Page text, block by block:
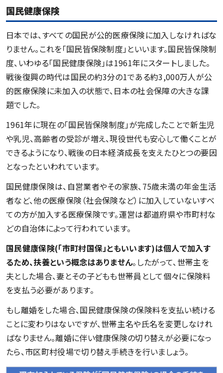
国民健康保険
日本では、すべての国民が公的医療保険に加入しなければな
りません。これを「国民皆保険制度」といいます。国民皆保険制
度、いわゆる「国民健康保険」は1961年にスタートしました。
戦後復興の時代は国民の約3分の1である約3,000万人が公
的医療保険に未加入の状態で、日本の社会保障の大きな課
題でした。
1961年に現在の「国民皆保険制度」が完成したことで新生児
や乳児、高齢者の受診が増え、現役世代も安心して働くことが
できるようになり、戦後の日本経済成長を支えたひとつの要因
となったといわれています。
国民健康保険は、自営業者やその家族、75歳未満の年金生活
者など、他の医療保険（社会保険など）に加入していないすべ
ての方が加入する医療保険です。運営は都道府県や市町村な
どの自治体によって行われています。
国民健康保険(「市町村国保」ともいいます)は個人で加入す
るため、扶養という概念はありません。したがって、世帯主を
夫とした場合、妻とその子どもも世帯員として個々に保険料
を支払う必要があります。
もし離婚をした場合、国民健康保険の保険料を支払い続ける
ことに変わりはないですが、世帯主名や氏名を変更しなけれ
ばなりません。離婚に伴い健康保険の切り替えが必要になっ
たら、市区町村役場で切り替え手続きを行いましょう。